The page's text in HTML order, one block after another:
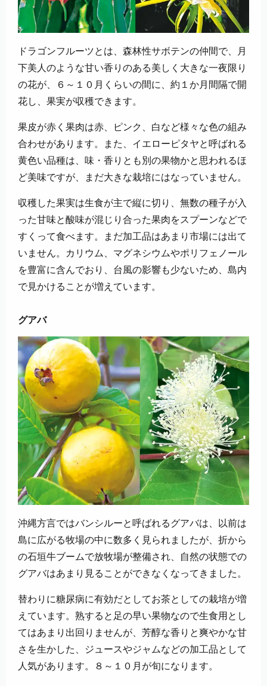
ドラゴンフルーツとは、森林性サボテンの仲間で、月
下美人のような甘い香りのある美しく大きな一夜限り
の花が、６～１０月くらいの間に、約１か月間隔で開
花し、果実が収穫できます。
果皮が赤く果肉は赤、ピンク、白など様々な色の組み
合わせがあります。また、イエローピタヤと呼ばれる
黄色い品種は、味・香りとも別の果物かと思われるほ
ど美味ですが、まだ大きな栽培にはなっていません。
収穫した果実は生食が主で縦に切り、無数の種子が入
った甘味と酸味が混じり合った果肉をスプーンなどで
すくって食べます。まだ加工品はあまり市場には出て
いません。カリウム、マグネシウムやポリフェノール
を豊富に含んでおり、台風の影響も少ないため、島内
で見かけることが増えています。
グアバ
沖縄方言ではバンシルーと呼ばれるグアバは、以前は
島に広がる牧場の中に数多く見られましたが、折から
の石垣牛ブームで放牧場が整備され、自然の状態での
グアバはあまり見ることができなくなってきました。
替わりに糖尿病に有効だとしてお茶としての栽培が増
えています。熟すると足の早い果物なので生食用とし
てはあまり出回りませんが、芳醇な香りと爽やかな甘
さを生かした、ジュースやジャムなどの加工品として
人気があります。８～１０月が旬になります。